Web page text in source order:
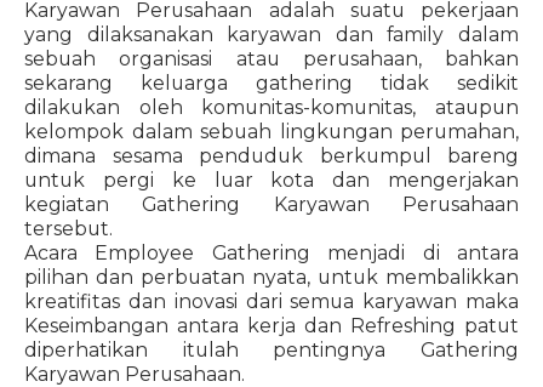
Karyawan Perusahaan adalah suatu pekerjaan
yang dilaksanakan karyawan dan family dalam
sebuah organisasi atau perusahaan, bahkan
sekarang keluarga gathering tidak sedikit
dilakukan oleh komunitas-komunitas, ataupun
kelompok dalam sebuah lingkungan perumahan,
dimana sesama penduduk berkumpul bareng
untuk pergi ke luar kota dan mengerjakan
kegiatan Gathering Karyawan Perusahaan
tersebut.
Acara Employee Gathering menjadi di antara
pilihan dan perbuatan nyata, untuk membalikkan
kreatifitas dan inovasi dari semua karyawan maka
Keseimbangan antara kerja dan Refreshing patut
diperhatikan itulah pentingnya Gathering
Karyawan Perusahaan.